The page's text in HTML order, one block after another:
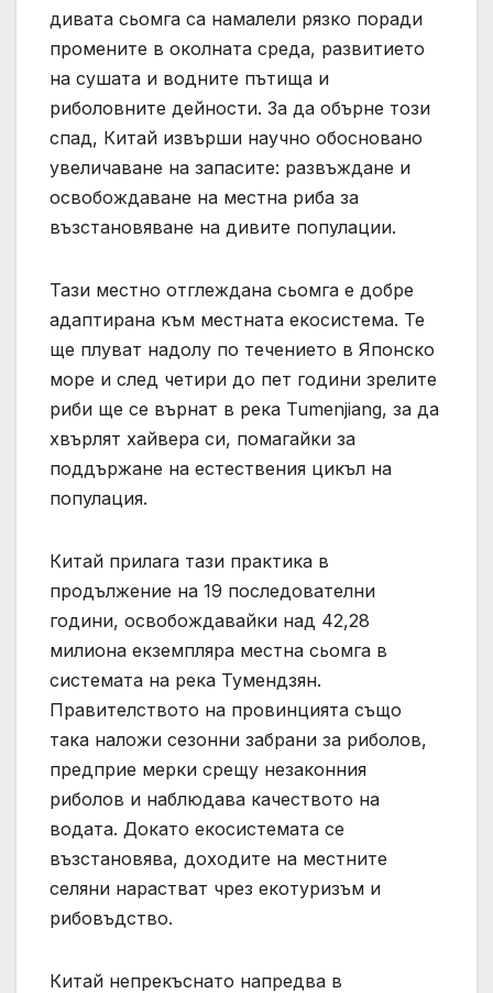
дивата сьомга са намалели рязко поради
промените в околната среда, развитието
на сушата и водните пътища и
риболовните дейности. За да обърне този
спад, Китай извърши научно обосновано
увеличаване на запасите: развъждане и
освобождаване на местна риба за
възстановяване на дивите популации.
Тази местно отглеждана сьомга е добре
адаптирана към местната екосистема. Те
ще плуват надолу по течението в Японско
море и след четири до пет години зрелите
риби ще се върнат в река Tumenjiang, за да
хвърлят хайвера си, помагайки за
поддържане на естествения цикъл на
популация.
Китай прилага тази практика в
продължение на 19 последователни
години, освобождавайки над 42,28
милиона екземпляра местна сьомга в
системата на река Тумендзян.
Правителството на провинцията също
така наложи сезонни забрани за риболов,
предприе мерки срещу незаконния
риболов и наблюдава качеството на
водата. Докато екосистемата се
възстановява, доходите на местните
селяни нарастват чрез екотуризъм и
рибовъдство.
Китай непрекъснато напредва в